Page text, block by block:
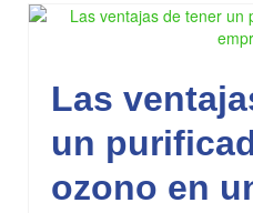
Inicio
Servicios
Productos
Usos
Las
un
ozono en